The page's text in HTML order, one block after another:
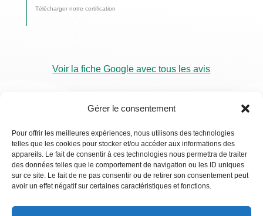
Gérer le consentement
Pour offrir les meilleures expériences, nous utilisons des technologies
telles que les cookies pour stocker et/ou accéder aux informations des
appareils. Le fait de consentir à ces technologies nous permettra de traiter
des données telles que le comportement de navigation ou les ID uniques
sur ce site. Le fait de ne pas consentir ou de retirer son consentement peut
avoir un effet négatif sur certaines caractéristiques et fonctions.
Télécharger notre certification
Voir la fiche Google avec tous les avis
RDV
Visio